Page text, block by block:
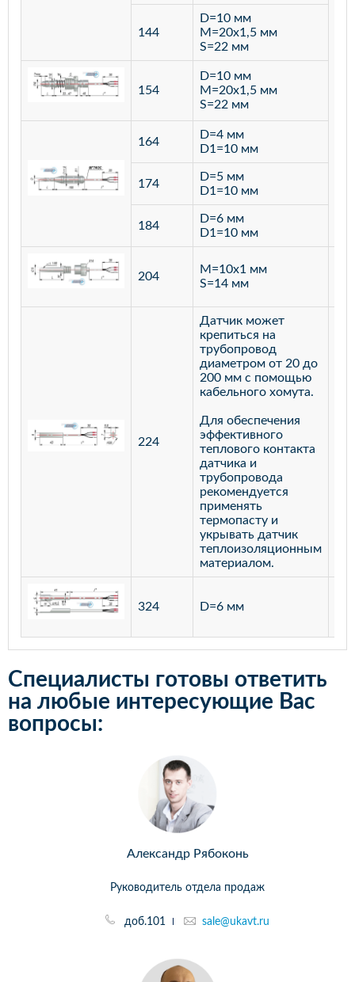
144
D=10 мм
M=20х1,5 мм
S=22 мм
154
D=10 мм
M=20х1,5 мм
S=22 мм
164
D=4 мм
D1=10 мм
174
D=5 мм
D1=10 мм
184
D=6 мм
D1=10 мм
204
M=10х1 мм
S=14 мм
224
Датчик может
крепиться на
трубопровод
диаметром от 20 до
200 мм с помощью
кабельного хомута.
Для обеспечения
эффективного
теплового контакта
датчика и
трубопровода
рекомендуется
применять
термопасту и
укрывать датчик
теплоизоляционным
материалом.
324 D=6 мм
Специалисты готовы ответить
на любые интересующие Вас
вопросы:
Александр Рябоконь
Руководитель отдела продаж
доб.101 sale@ukavt.ru